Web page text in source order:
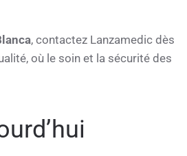
, contactez Lanzamedic dès
où le soin et la sécurité des